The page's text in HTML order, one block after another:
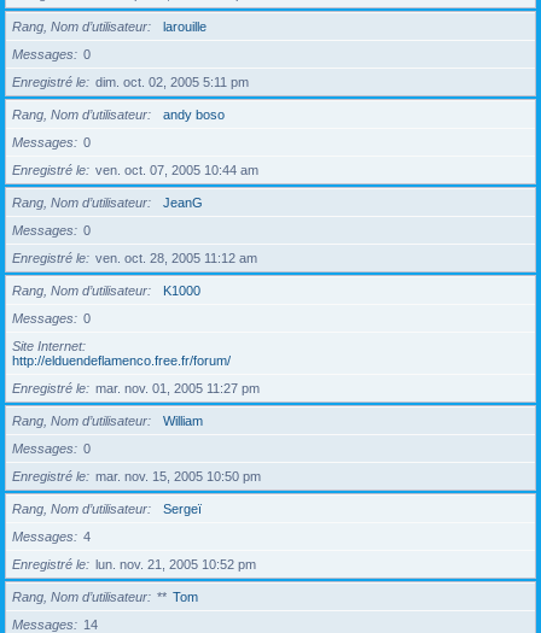
Rang, Nom d’utilisateur
larouille
Messages
0
Enregistré le
dim. oct. 02, 2005 5:11 pm
Rang, Nom d’utilisateur
andy boso
Messages
0
Enregistré le
ven. oct. 07, 2005 10:44 am
Rang, Nom d’utilisateur
JeanG
Messages
0
Enregistré le
ven. oct. 28, 2005 11:12 am
Rang, Nom d’utilisateur
K1000
Messages
0
Site Internet
http://elduendeflamenco.free.fr/forum/
Enregistré le
mar. nov. 01, 2005 11:27 pm
Rang, Nom d’utilisateur
William
Messages
0
Enregistré le
mar. nov. 15, 2005 10:50 pm
Rang, Nom d’utilisateur
Sergeï
Messages
4
Enregistré le
lun. nov. 21, 2005 10:52 pm
Rang, Nom d’utilisateur ** Tom
Messages
14